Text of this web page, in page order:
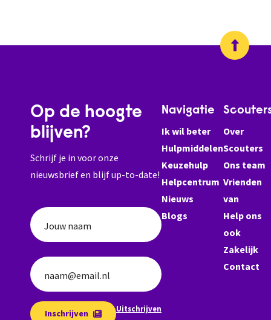
Op de hoogte
blijven?
Schrijf je in voor onze
nieuwsbrief en blijf up-to-date!
Jouw naam
naam@email.nl
Inschrijven Uitschrijven
Navigatie
Ik wil beter
Hulpmiddelen
Keuzehulp
Helpcentrum
Nieuws
Blogs
Over
Scouters
Ons team
Vrienden
van
Help ons
ook
Zakelijk
Contact